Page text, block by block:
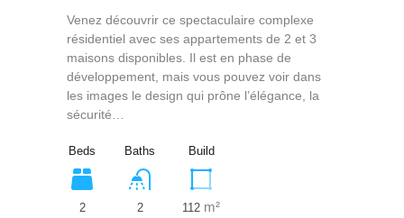
Venez découvrir ce spectaculaire complexe
résidentiel avec ses appartements de 2 et 3
maisons disponibles. Il est en phase de
développement, mais vous pouvez voir dans
les images le design qui prône l’élégance, la
sécurité…
Beds
2
Baths
2
Build
112 m²